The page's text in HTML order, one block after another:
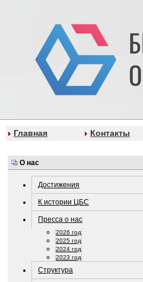
Главная Контакты
О нас
Достижения
К истории ЦБС
Пресса о нас
2026 год
2025 год
2024 год
2023 год
Структура